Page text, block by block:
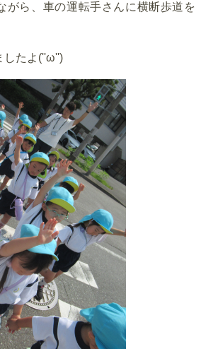
がら、車の運転手さんに横断歩道を
したよ(''ω'')